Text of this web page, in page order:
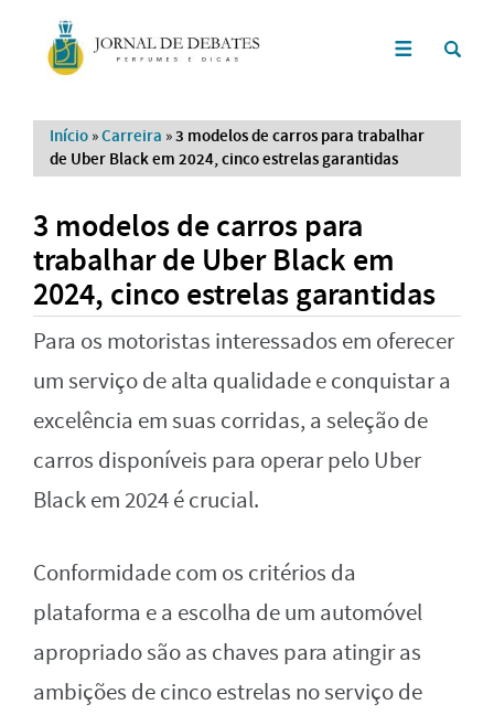
Início »Carreira »3 modelos de carros para trabalhar
de Uber Black em 2024, cinco estrelas garantidas
3 modelos de carros para
trabalhar de Uber Black em
2024, cinco estrelas garantidas
Para os motoristas interessados em oferecer
um serviço de alta qualidade e conquistar a
excelência em suas corridas, a seleção de
carros disponíveis para operar pelo Uber
Black em 2024 é crucial.
Conformidade com os critérios da
plataforma e a escolha de um automóvel
apropriado são as chaves para atingir as
ambições de cinco estrelas no serviço de